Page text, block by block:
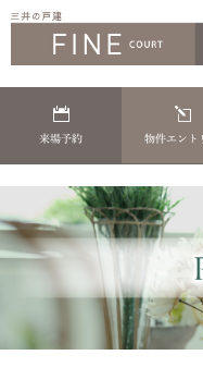
来場予約 物件エント